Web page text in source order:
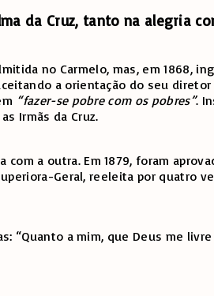
da Cruz, tanto na alegria
no Carmelo, mas, em 1868,
a orientação do seu
“fazer-se pobre com os pobres”.
Irmãs da Cruz.
a outra. Em 1879, foram
Geral, reeleita por
“Quanto a mim, que Deus me